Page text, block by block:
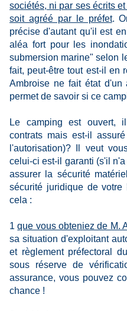
sociétés, ni par ses écrits
soit agréé par le préfet.
précise d'autant qu'il est
aléa fort pour les
submersion marine" selon
fait, peut-être tout est-il en
Ambroise ne fait état d'un
permet de savoir si ce
Le camping est ouvert,
contrats mais est-il
l'autorisation)? Il veut
celui-ci est-il garanti (s'il
assurer la sécurité
sécurité juridique de
cela :
1que vous obteniez de M.
sa situation d'exploitant
et règlement préfectoral
sous réserve de
assurance, vous pouvez
chance !